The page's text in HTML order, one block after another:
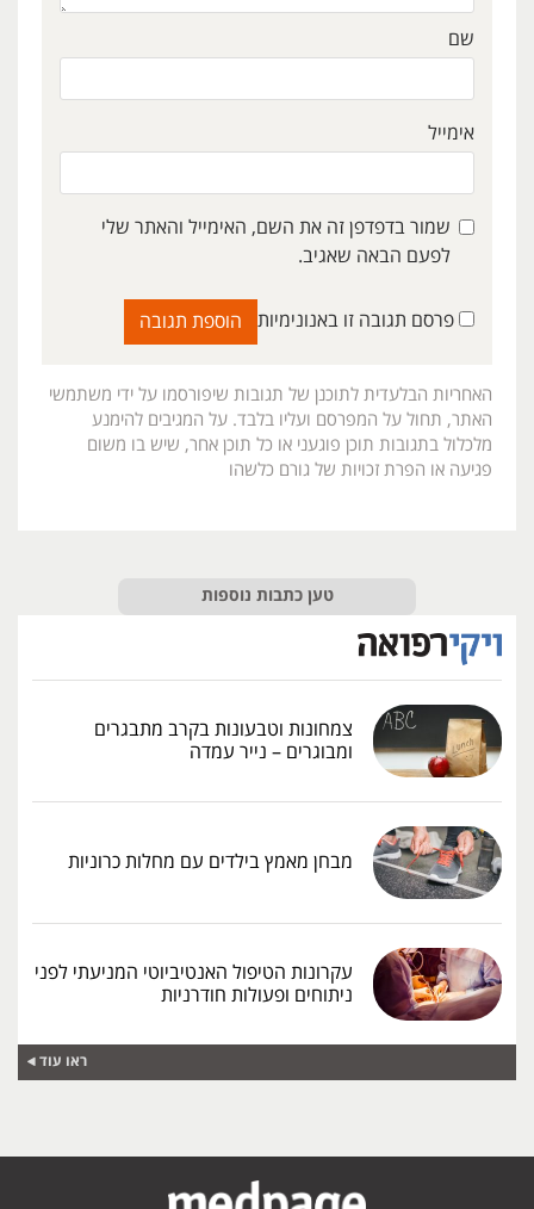
שם
אימייל
שמור בדפדפן זה את השם, האימייל והאתר שלי
לפעם הבאה שאגיב.
פרסם תגובה זו באנונימיות
האחריות הבלעדית לתוכנן של תגובות שיפורסמו על ידי משתמשי
האתר, תחול על המפרסם ועליו בלבד. על המגיבים להימנע
מלכלול בתגובות תוכן פוגעני או כל תוכן אחר, שיש בו משום
פגיעה או הפרת זכויות של גורם כלשהו
טען כתבות נוספות
צמחונות וטבעונות בקרב מתבגרים
ומבוגרים – נייר עמדה
מבחן מאמץ בילדים עם מחלות כרוניות
עקרונות הטיפול האנטיביוטי המניעתי לפני
ניתוחים ופעולות חודרניות
ראו עוד